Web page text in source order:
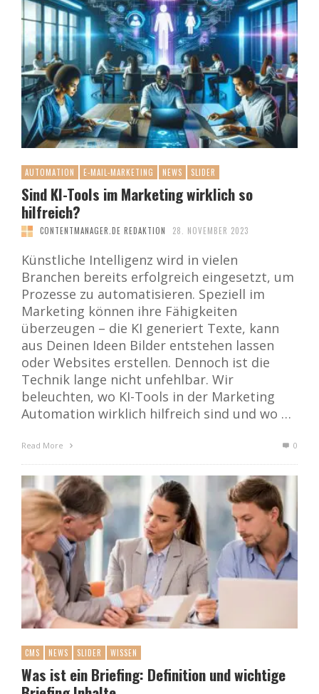
AUTOMATION E-MAIL-MARKETING NEWS SLIDER
Sind KI-Tools im Marketing wirklich so
hilfreich?
CONTENTMANAGER.DE REDAKTION 28. NOVEMBER 2023
Künstliche Intelligenz wird in vielen
Branchen bereits erfolgreich eingesetzt, um
Prozesse zu automatisieren. Speziell im
Marketing können ihre Fähigkeiten
überzeugen – die KI generiert Texte, kann
aus Deinen Ideen Bilder entstehen lassen
oder Websites erstellen. Dennoch ist die
Technik lange nicht unfehlbar. Wir
beleuchten, wo KI-Tools in der Marketing
Automation wirklich hilfreich sind und wo …
Read More 0
CMS NEWS SLIDER WISSEN
Was ist ein Briefing: Definition und wichtige